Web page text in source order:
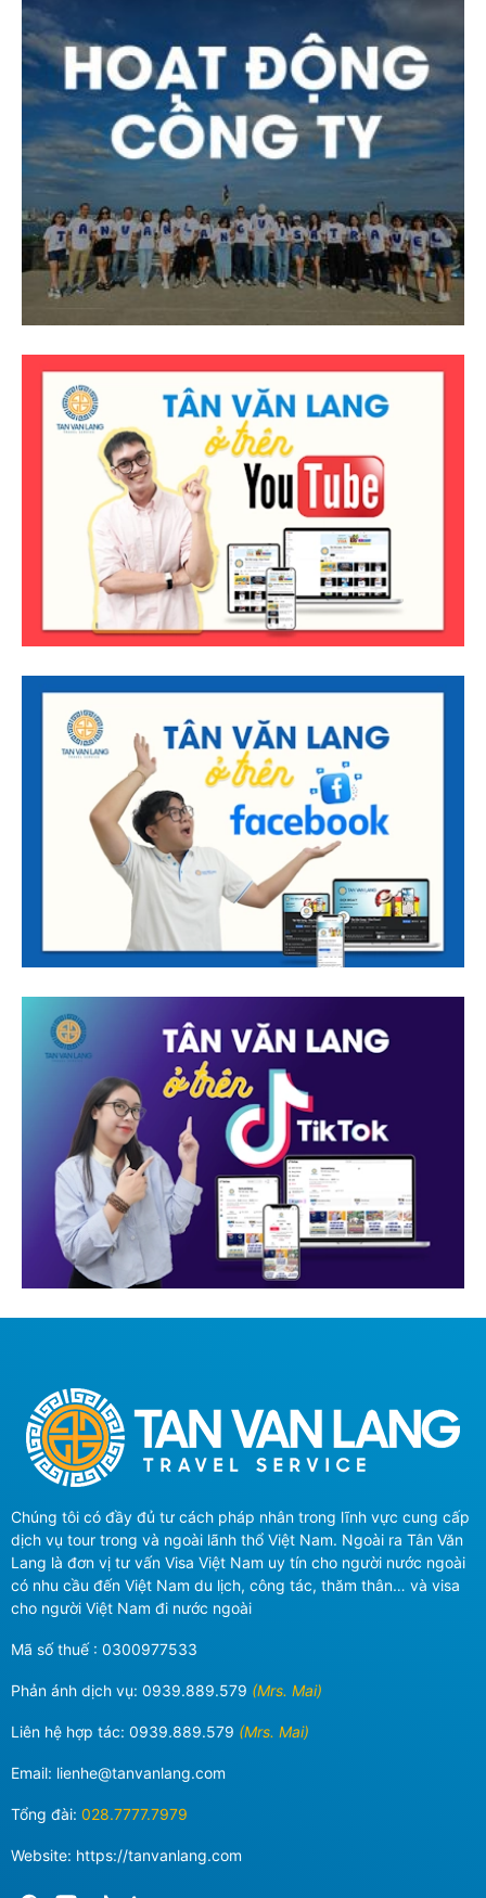
Chúng tôi có đầy đủ tư cách pháp nhân trong lĩnh vực cung cấp
dịch vụ tour trong và ngoài lãnh thổ Việt Nam. Ngoài ra Tân Văn
Lang là đơn vị tư vấn Visa Việt Nam uy tín cho người nước ngoài
có nhu cầu đến Việt Nam du lịch, công tác, thăm thân… và visa
cho người Việt Nam đi nước ngoài
Mã số thuế : 0300977533
Phản ánh dịch vụ: 0939.889.579 (Mrs. Mai)
Liên hệ hợp tác: 0939.889.579 (Mrs. Mai)
Email: lienhe@tanvanlang.com
Tổng đài: 028.7777.7979
Website: https://tanvanlang.com